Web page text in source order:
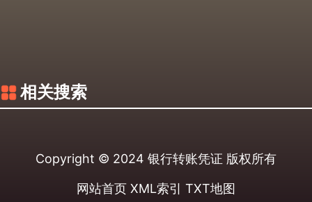
相关搜索
Copyright © 2024 银行转账凭证 版权所有
网站首页 XML索引 TXT地图